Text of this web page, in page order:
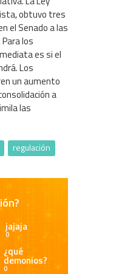
obtuvo tres
el Senado a las
los
es si el
Los
un aumento
a
las
regulación
jajaja
0
¿qué
demonios?
0